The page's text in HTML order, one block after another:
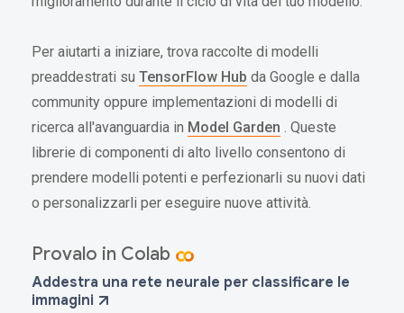
Per aiutarti a iniziare, trova raccolte di modelli
preaddestrati su TensorFlow Hub da Google e dalla
community oppure implementazioni di modelli di
ricerca all'avanguardia in Model Garden . Queste
librerie di componenti di alto livello consentono di
prendere modelli potenti e perfezionarli su nuovi dati
o personalizzarli per eseguire nuove attività.
Provalo in Colab
Addestra una rete neurale per classificare le
immagini